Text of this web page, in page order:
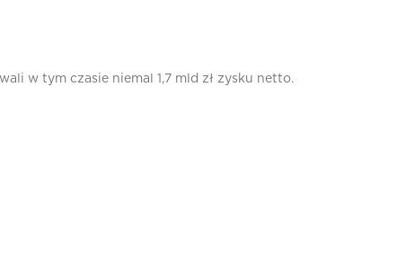
w tym czasie niemal 1,7 mld zł zysku netto.